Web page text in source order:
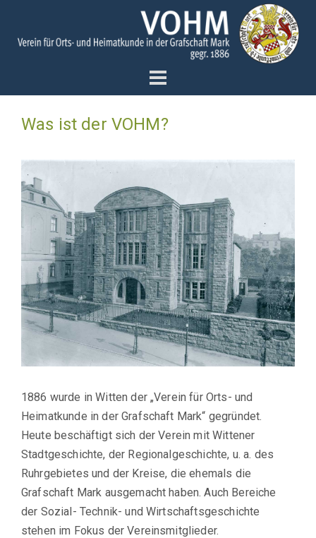
Was ist der VOHM?
1886 wurde in Witten der „Verein für Orts- und
Heimatkunde in der Grafschaft Mark“ gegründet.
Heute beschäftigt sich der Verein mit Wittener
Stadtgeschichte, der Regionalgeschichte, u. a. des
Ruhrgebietes und der Kreise, die ehemals die
Grafschaft Mark ausgemacht haben. Auch Bereiche
der Sozial- Technik- und Wirtschaftsgeschichte
stehen im Fokus der Vereinsmitglieder.